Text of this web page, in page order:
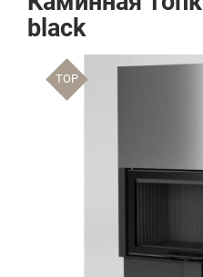
black
TOP